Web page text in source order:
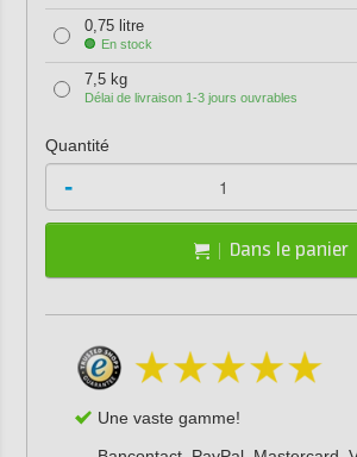
0,75 litre
En stock
7,5 kg
Délai de livraison 1-3 jours ouvrables
Quantité
-
Dans le panier
Une vaste gamme!